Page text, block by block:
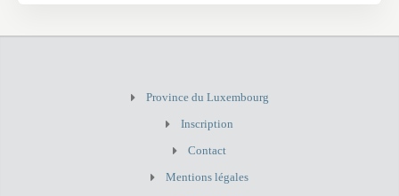
Province du Luxembourg
Inscription
Contact
Mentions légales